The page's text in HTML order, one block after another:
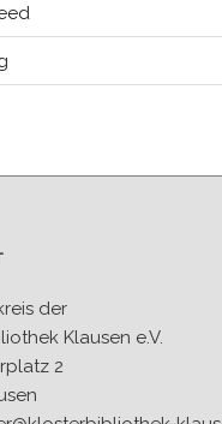
der
Klausen e.V.
2